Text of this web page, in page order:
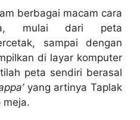
berbagai macam cara
mulai dari peta
sampai dengan
di layar komputer
peta sendiri berasal
yang artinya Taplak
meja.